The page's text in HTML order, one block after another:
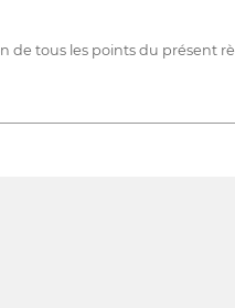
tous les points du présent